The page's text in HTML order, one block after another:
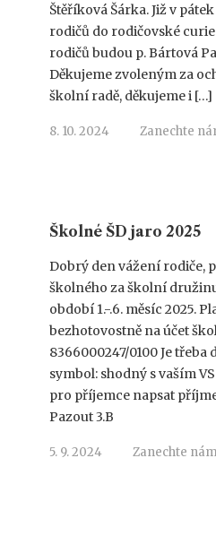
Štěříková Šárka. Již v
rodičů do rodičovské
rodičů budou p. Bártová
Děkujeme zvoleným za
školní radě, děkujeme i […]
8. 10. 2024 Zanechte
Školné ŠD jaro 2025
Dobrý den vážení rodiče,
školného za školní
období 1.-.6. měsíc 2025.
bezhotovostně na účet
8366000247/0100 Je
symbol: shodný s vaším
pro příjemce napsat
Pazout 3.B
5. 9. 2024 Zanechte